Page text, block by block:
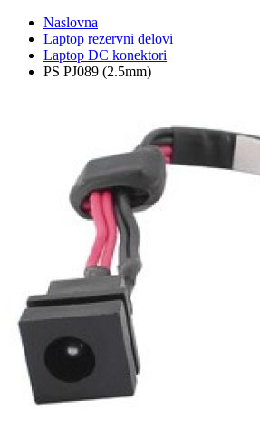
Naslovna
Laptop rezervni delovi
Laptop DC konektori
PS PJ089 (2.5mm)